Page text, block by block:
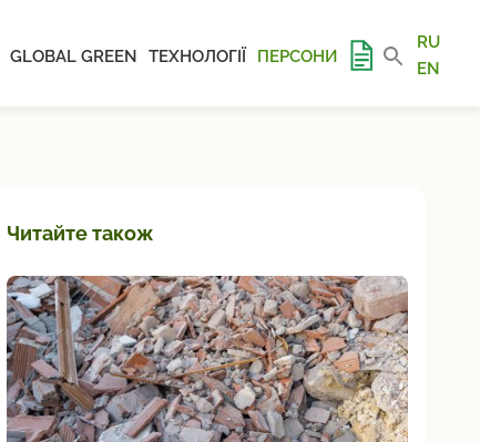
GLOBAL GREEN ТЕХНОЛОГІЇ ПЕРСОНИ
RU
EN
Читайте також